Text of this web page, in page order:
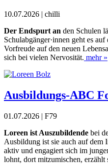
10.07.2026 | chilli
Der Endspurt an den Schulen
Schulabgänger·innen geht es
Vorfreude auf den neuen
sich bei vielen Nervosität. mehr »
Ausbildungs-ABC
01.07.2026 | F79
Loreen ist Auszubildende bei
Ausbildung ist sie auch auf dem
aktiv und engagiert sich im
lohnt, dort mitzumischen,